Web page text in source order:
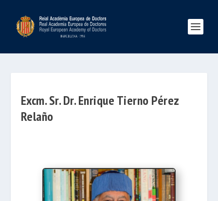
Excm. Sr. Dr. Enrique Tierno Pérez
Relaño